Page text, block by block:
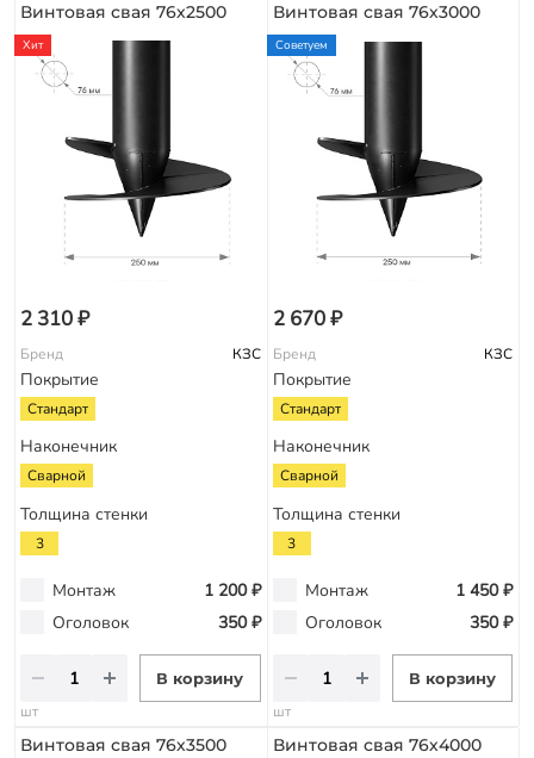
Винтовая свая 76х2500
Хит
2 310 ₽
Бренд КЗС
Покрытие
Стандарт
Наконечник
Сварной
Толщина стенки
3
Монтаж
1 200 ₽
Оголовок
350 ₽
В корзину
шт
Винтовая свая 76х3000
Советуем
2 670 ₽
Бренд КЗС
Покрытие
Стандарт
Наконечник
Сварной
Толщина стенки
3
Монтаж
1 450 ₽
Оголовок
350 ₽
В корзину
шт
Винтовая свая 76х3500 Винтовая свая 76х4000